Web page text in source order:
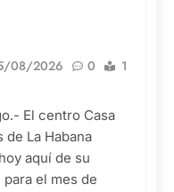
08/2026 0
1
El centro Casa
de La Habana
aquí de su
el mes de